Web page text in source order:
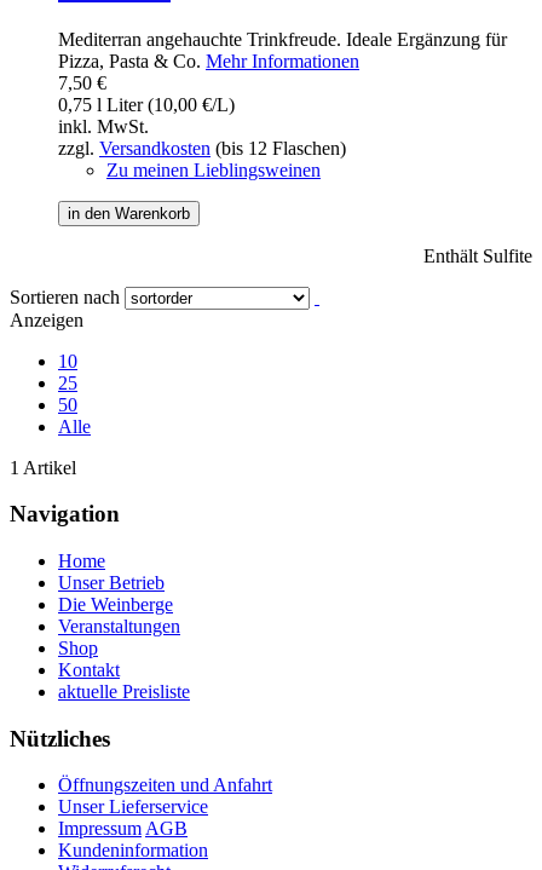
Mediterran angehauchte Trinkfreude. Ideale Ergänzung für
Pizza, Pasta & Co. Mehr Informationen
7,50 €
0,75 l Liter (10,00 €/L)
inkl. MwSt.
zzgl. Versandkosten (bis 12 Flaschen)
Zu meinen Lieblingsweinen
in den Warenkorb
Enthält Sulfite
Sortieren nach
Anzeigen
10
25
50
Alle
1 Artikel
Navigation
Home
Unser Betrieb
Die Weinberge
Veranstaltungen
Shop
Kontakt
aktuelle Preisliste
Nützliches
Öffnungszeiten und Anfahrt
Unser Lieferservice
Impressum AGB
Kundeninformation